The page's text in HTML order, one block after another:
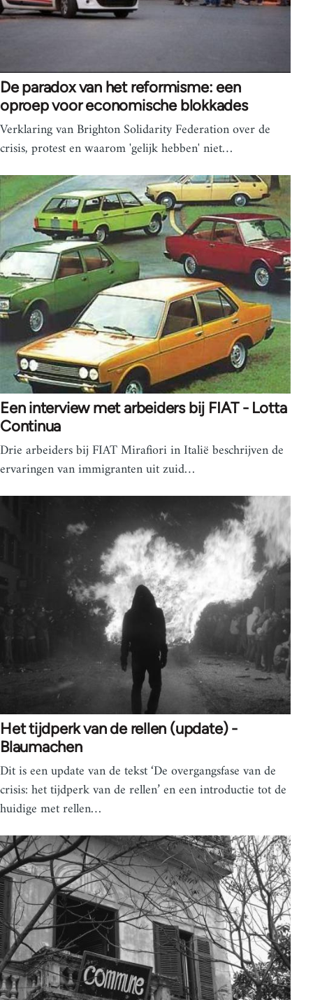
De paradox van het reformisme: een
oproep voor economische blokkades
Verklaring van Brighton Solidarity Federation over de
crisis, protest en waarom 'gelijk hebben' niet…
Een interview met arbeiders bij FIAT - Lotta
Continua
Drie arbeiders bij FIAT Mirafiori in Italië beschrijven de
ervaringen van immigranten uit zuid…
Het tijdperk van de rellen (update) -
Blaumachen
Dit is een update van de tekst ‘De overgangsfase van de
crisis: het tijdperk van de rellen’ en een introductie tot de
huidige met rellen…